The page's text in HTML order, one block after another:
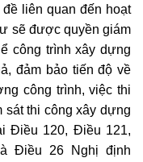
liên quan đến hoạt
sẽ được quyền giám
công trình xây dựng
đảm bảo tiến độ về
công trình, việc thi
sát thi công xây dựng
Điều 120, Điều 121,
Điều 26 Nghị định